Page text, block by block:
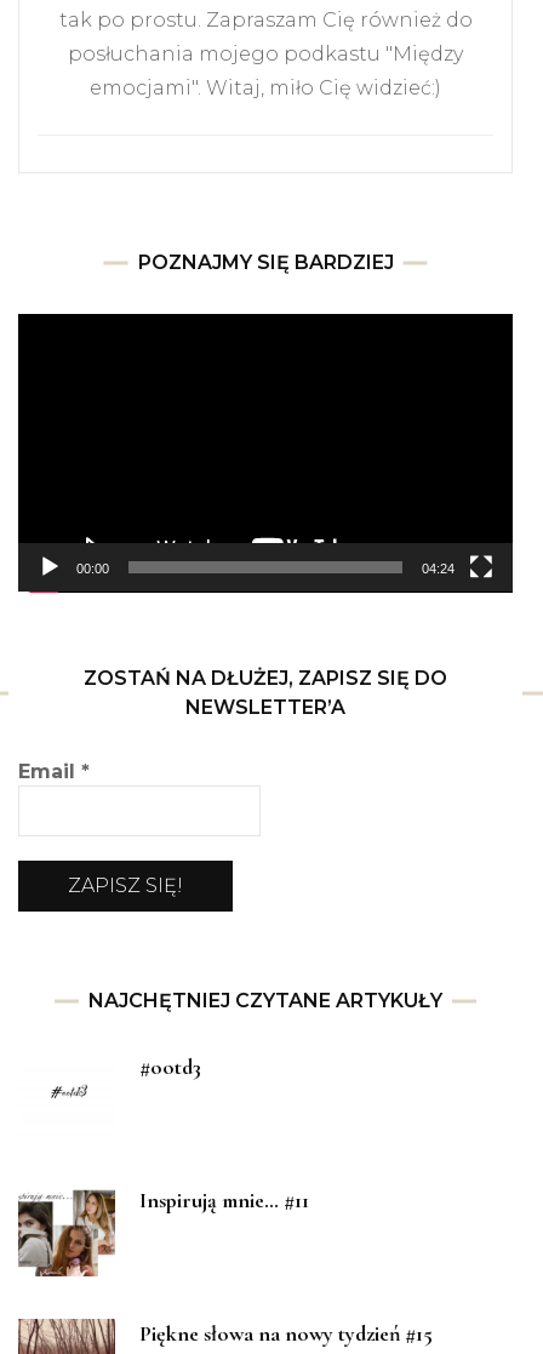
tak po prostu. Zapraszam Cię również do
posłuchania mojego podkastu "Między
emocjami". Witaj, miło Cię widzieć:)
POZNAJMY SIĘ BARDZIEJ
00:00 04:24
ZOSTAŃ NA DŁUŻEJ, ZAPISZ SIĘ DO
NEWSLETTER’A
Email *
NAJCHĘTNIEJ CZYTANE ARTYKUŁY
#ootd3
Inspirują mnie… #11
Piękne słowa na nowy tydzień #15